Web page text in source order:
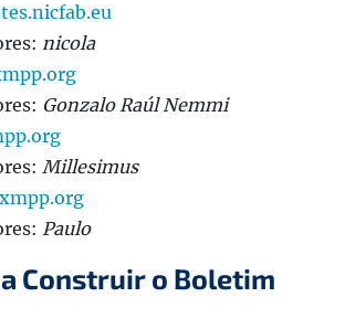
nicola
Gonzalo Raúl Nemmi
Millesimus
xmpp.org
Paulo
Construir o Boletim